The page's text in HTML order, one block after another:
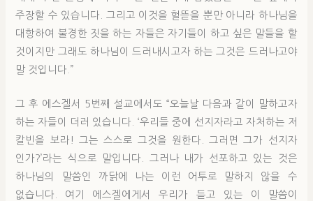
주장할 수 있습니다. 그리고 이것을 헐뜯을 뿐만 아니라 하나님을
대항하여 불경한 짓을 하는 자들은 자기들이 하고 싶은 말들을 할
것이지만 그래도 하나님이 드러내시고자 하는 그것은 드러나고야
말 것입니다.”
그 후 에스겔서 5번째 설교에서도 “오늘날 다음과 같이 말하고자
하는 자들이 더러 있습니다. ‘우리들 중에 선지자라고 자처하는 저
칼빈을 보라! 그는 스스로 그것을 원한다. 그러면 그가 선지자
인가?’라는 식으로 말입니다. 그러나 내가 선포하고 있는 것은
하나님의 말씀인 까닭에 나는 이런 어투로 말하지 않을 수
없습니다. 여기 에스겔에게서 우리가 듣고 있는 이 말씀이